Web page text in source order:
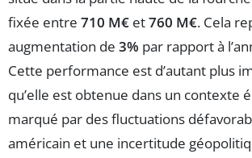
fixée entre 710 M€ et760 M€. Cela
augmentation de 3% par rapport à
Cette performance est d’autant plus
qu’elle est obtenue dans un contexte
marqué par des fluctuations
américain et une incertitude